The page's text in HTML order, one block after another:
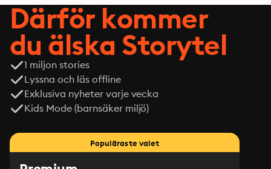
Därför kommer
du älska Storytel
1 miljon stories
Lyssna och läs offline
Exklusiva nyheter varje vecka
Kids Mode (barnsäker miljö)
Populäraste valet